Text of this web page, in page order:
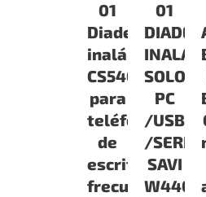
01
Diadema
inalámbrica
CS540XD
para
teléfono
de
escritorio,
frecuencia
01
SOLO
PC
/USB
/SERIE
SAVI
W440